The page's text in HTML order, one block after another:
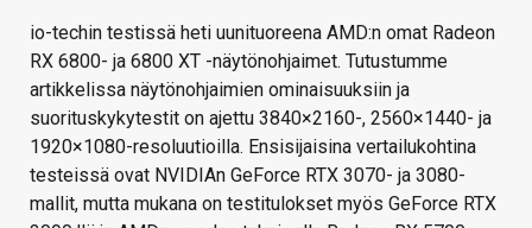
io-techin testissä heti uunituoreena AMD:n omat Radeon
RX 6800- ja 6800 XT -näytönohjaimet. Tutustumme
artikkelissa näytönohjaimien ominaisuuksiin ja
suorituskykytestit on ajettu 3840×2160-, 2560×1440- ja
1920×1080-resoluutioilla. Ensisijaisina vertailukohtina
testeissä ovat NVIDIAn GeForce RTX 3070- ja 3080-
mallit, mutta mukana on testitulokset myös GeForce RTX